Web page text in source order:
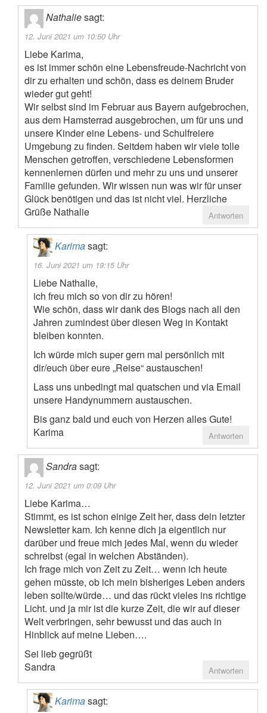
Nathaliesagt:
12. Juni 2021 um 10:50 Uhr
Liebe Karima,
es ist immer schön eine Lebensfreude-Nachricht von
dir zu erhalten und schön, dass es deinem Bruder
wieder gut geht!
Wir selbst sind im Februar aus Bayern aufgebrochen,
aus dem Hamsterrad ausgebrochen, um für uns und
unsere Kinder eine Lebens- und Schulfreiere
Umgebung zu finden. Seitdem haben wir viele tolle
Menschen getroffen, verschiedene Lebensformen
kennenlernen dürfen und mehr zu uns und unserer
Familie gefunden. Wir wissen nun was wir für unser
Glück benötigen und das ist nicht viel. Herzliche
Grüße Nathalie
Antworten
Karimasagt:
16. Juni 2021 um 19:15 Uhr
Liebe Nathalie,
ich freu mich so von dir zu hören!
Wie schön, dass wir dank des Blogs nach all den
Jahren zumindest über diesen Weg in Kontakt
bleiben konnten.
Ich würde mich super gern mal persönlich mit
dir/euch über eure „Reise“ austauschen!
Lass uns unbedingt mal quatschen und via Email
unsere Handynummern austauschen.
Bis ganz bald und euch von Herzen alles Gute!
Karima
Antworten
Sandrasagt:
12. Juni 2021 um 0:09 Uhr
Liebe Karima…
Stimmt, es ist schon einige Zeit her, dass dein letzter
Newsletter kam. Ich kenne dich ja eigentlich nur
darüber und freue mich jedes Mal, wenn du wieder
schreibst (egal in welchen Abständen).
Ich frage mich von Zeit zu Zeit… wenn ich heute
gehen müsste, ob ich mein bisheriges Leben anders
leben sollte/würde… und das rückt vieles ins richtige
Licht. und ja mir ist die kurze Zeit, die wir auf dieser
Welt verbringen, sehr bewusst und das auch in
Hinblick auf meine Lieben….
Sei lieb gegrüßt
Sandra
Antworten
Karimasagt: